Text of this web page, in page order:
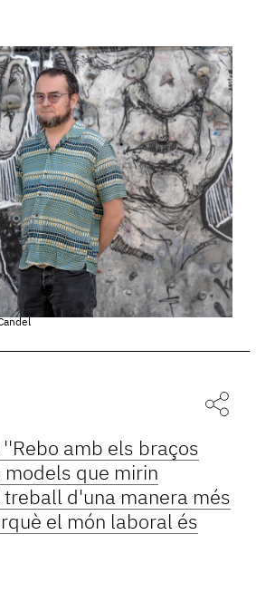
''Rebo amb els braços
que mirin
d'una manera més
el món laboral és